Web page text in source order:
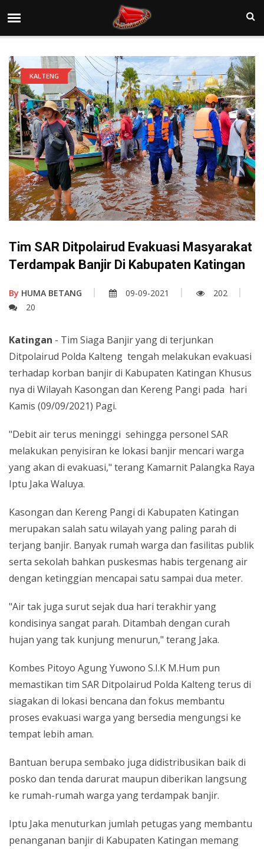
KALTENG
Tim SAR Ditpolairud Evakuasi Masyarakat
Terdampak Banjir Di Kabupaten Katingan
By HUMA BETANG 09-09-2021
202
20
Katingan - Tim Siaga Banjir yang di terjunkan
Ditpolairud Polda Kalteng tengah melakukan evakuasi
terhadap korban banjir di Kabupaten Katingan Khusus
nya di Wilayah Kasongan dan Kereng Pangi pada hari
Kamis (09/09/2021) Pagi.
"Debit air terus meninggi sehingga personel SAR
melakukan penyisiran ke lokasi banjir mencari warga
yang akan di evakuasi," terang Kamarnit Palangka Raya
Iptu Jaka Waluya.
Kasongan dan Kereng Pangi di Kabupaten Katingan
merupakan salah satu wilayah yang paling parah di
terjang banjir. Banyak rumah warga dan fasilitas publik
serta sekolah bahkan puskesmas habis tergenang air
dengan ketinggian mencapai satu sampai dua meter.
"Air tak juga surut sejak dua hari terakhir yang
kondisinya sangat parah. Ditambah dengan curah
hujan yang tak kunjung menurun," terang Jaka.
Kombes Pitoyo Agung Yuwono S.I.K M.Hum pun
memastikan tim SAR Ditpolairud Polda Kalteng terus di
siagakan di lokasi bencana dan fokus membantu
proses evakuasi warga yang bersedia mengungsi ke
tempat lebih aman.
Bantuan berupa sembako juga didistribusikan baik di
posko dan tenda darurat maupun diberikan langsung
ke rumah-rumah warga yang terdampak banjir.
Iptu Jaka menuturkan jumlah petugas yang membantu
penanganan banjir di Kabupaten Katingan memang